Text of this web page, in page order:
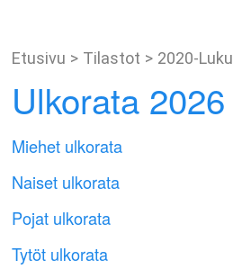
Etusivu > Tilastot > 2020-Luku
Ulkorata 2026
Miehet ulkorata
Naiset ulkorata
Pojat ulkorata
Tytöt ulkorata